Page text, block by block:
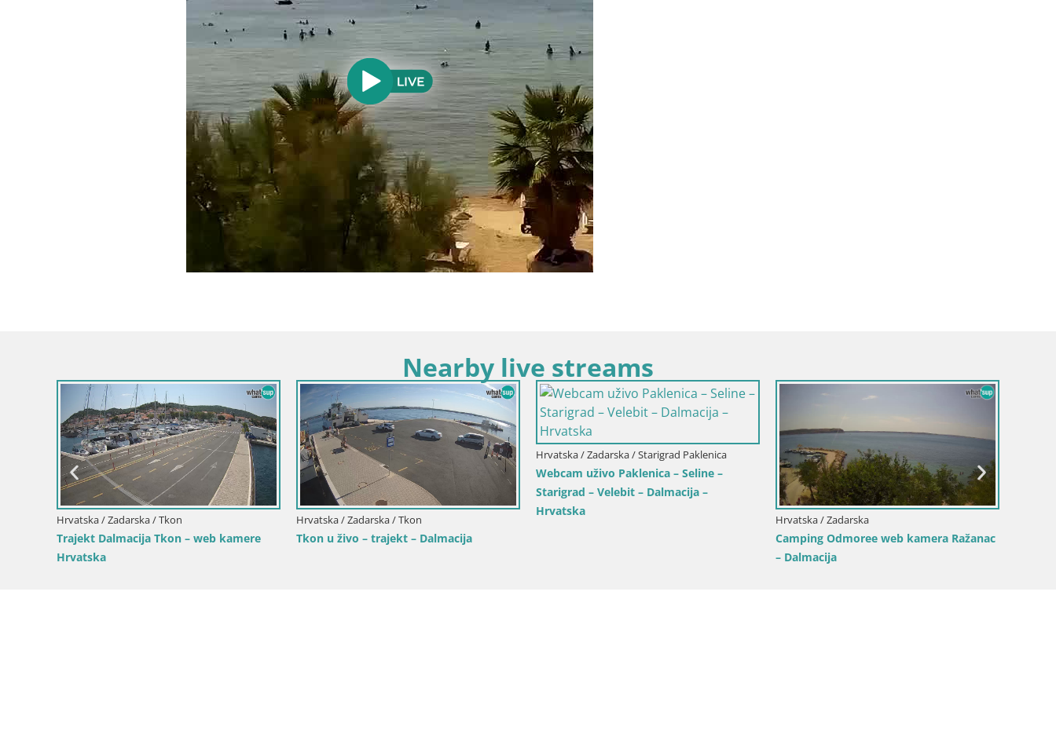
Nearby live streams
Hrvatska / Zadarska / Tkon
Trajekt Dalmacija Tkon – web kamere
Hrvatska
Hrvatska / Zadarska / Tkon
Tkon u živo – trajekt – Dalmacija
Hrvatska / Zadarska / Starigrad Paklenica
Webcam uživo Paklenica – Seline –
Starigrad – Velebit – Dalmacija –
Hrvatska
Hrvatska / Zadarska
Camping Odmoree web kamera Ražanac
– Dalmacija